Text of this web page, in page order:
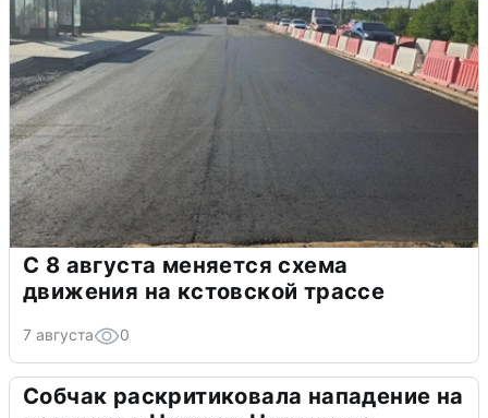
С 8 августа меняется схема
движения на кстовской трассе
7 августа 0
Собчак раскритиковала нападение на